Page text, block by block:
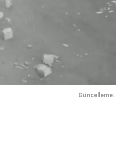
Güncelleme: